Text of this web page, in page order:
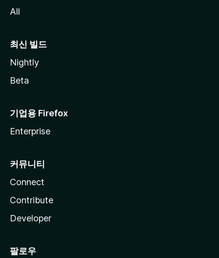
All
최신 빌드
Nightly
Beta
기업용 Firefox
Enterprise
커뮤니티
Connect
Contribute
Developer
팔로우